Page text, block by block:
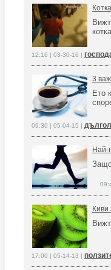
12:16 | 03-30-16 |
3
Ето
09:30 | 05-04-15 |
Най-
Киви
17:00 | 05-14-13 |